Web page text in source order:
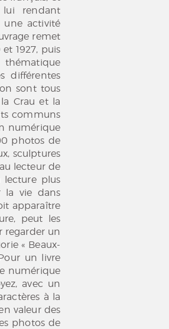
lui rendant
une activité
remet
1927, puis
thématique
différentes
sont tous
Crau et la
communs
numérique
photos de
sculptures
lecteur de
plus
la vie dans
apparaître
peut les
regarder un
« Beaux-
un livre
numérique
avec un
à la
valeur des
photos de